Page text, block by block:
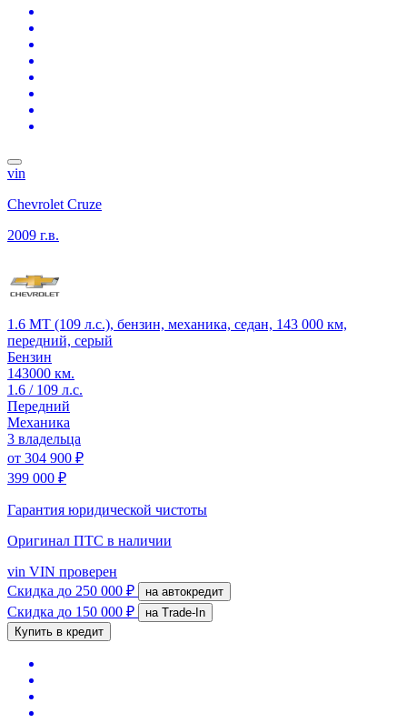
vin
Chevrolet Cruze
2009 г.в.
1.6 MT (109 л.с.), бензин, механика, седан, 143 000 км,
передний, серый
Бензин
143000 км.
1.6 / 109 л.с.
Передний
Механика
3 владельца
от 304 900 ₽
399 000 ₽
Гарантия юридической чистоты
Оригинал ПТС в наличии
vin VIN проверен
Скидка до 250 000 ₽ на автокредит
Скидка до 150 000 ₽
на Trade-In
Купить в кредит